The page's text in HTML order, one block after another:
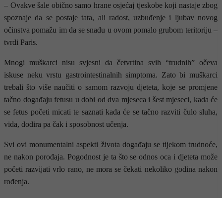
– Ovakve šale obično samo hrane osjećaj tjeskobe koji nastaje zbog
spoznaje da se postaje tata, ali radost, uzbuđenje i ljubav novog
očinstva pomažu im da se snađu u ovom pomalo grubom teritoriju –
tvrdi Paris.
Mnogi muškarci nisu svjesni da četvrtina svih “trudnih” očeva
iskuse neku vrstu gastrointestinalnih simptoma. Zato bi muškarci
trebali što više naučiti o samom razvoju djeteta, koje se promjene
tačno događaju fetusu u dobi od dva mjeseca i šest mjeseci, kada će
se fetus početi micati te saznati kada će se tačno razviti čulo sluha,
vida, dodira pa čak i sposobnost učenja.
Svi ovi monumentalni aspekti života događaju se tijekom trudnoće,
ne nakon porođaja. Pogodnost je ta što se odnos oca i djeteta može
početi razvijati vrlo rano, ne mora se čekati nekoliko godina nakon
rođenja.